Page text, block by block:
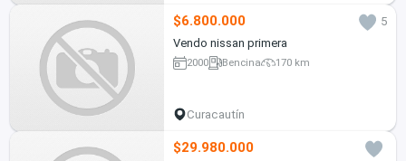
$6.800.000
5
Vendo nissan primera
2000 Bencina 170 km
Curacautín
$29.980.000